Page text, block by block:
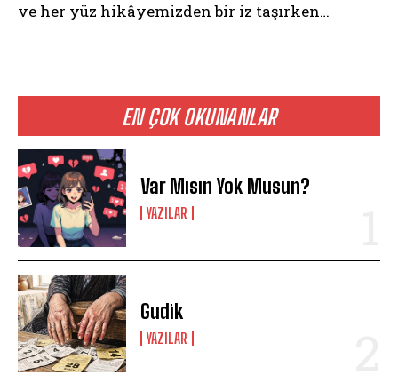
EN ÇOK OKUNANLAR
Var Mısın Yok Musun?
YAZILAR
Gudik
YAZILAR
ve her yüz hikâyemizden bir iz taşırken…